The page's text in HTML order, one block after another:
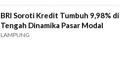
BRI Soroti Kredit Tumbuh 9,98% di
Tengah Dinamika Pasar Modal
LAMPUNG